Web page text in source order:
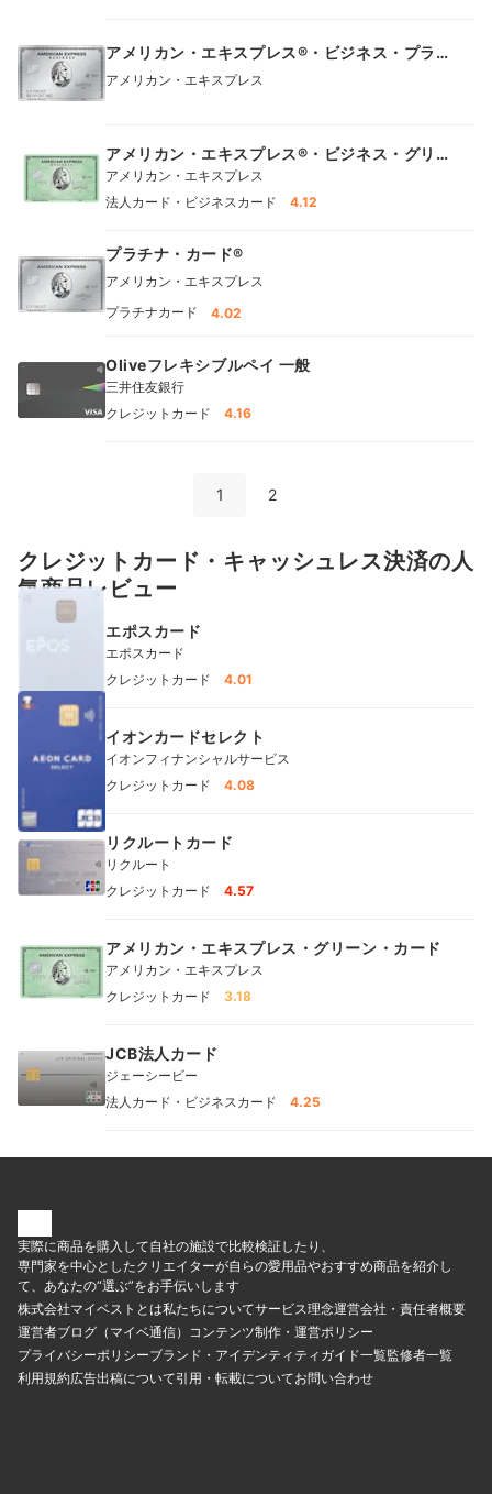
アメリカン・エキスプレス®・ビジネス・プラ
チナ・カード
アメリカン・エキスプレス
アメリカン・エキスプレス®・ビジネス・グリ
ーン・カード
アメリカン・エキスプレス
法人カード・ビジネスカード
4.12
プラチナ・カード®
アメリカン・エキスプレス
プラチナカード
4.02
Oliveフレキシブルペイ 一般
三井住友銀行
クレジットカード
4.16
1 2
クレジットカード・キャッシュレス決済の人
気商品レビュー
エポスカード
エポスカード
クレジットカード
4.01
イオンカードセレクト
イオンフィナンシャルサービス
クレジットカード
4.08
リクルートカード
リクルート
クレジットカード
4.57
アメリカン・エキスプレス・グリーン・カード
アメリカン・エキスプレス
クレジットカード
3.18
JCB法人カード
ジェーシービー
法人カード・ビジネスカード
4.25
実際に商品を購入して自社の施設で比較検証したり、
専門家を中心としたクリエイターが自らの愛用品やおすすめ商品を紹介し
て、あなたの“選ぶ”をお手伝いします
株式会社マイベストとは私たちについてサービス理念運営会社・責任者概要
運営者ブログ（マイベ通信） コンテンツ制作・運営ポリシー
プライバシーポリシーブランド・アイデンティティ ガイド一覧監修者一覧
利用規約広告出稿について引用・転載についてお問い合わせ